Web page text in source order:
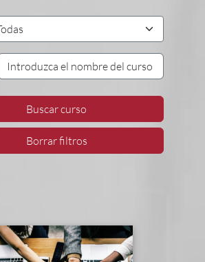
Buscar curso
Borrar filtros